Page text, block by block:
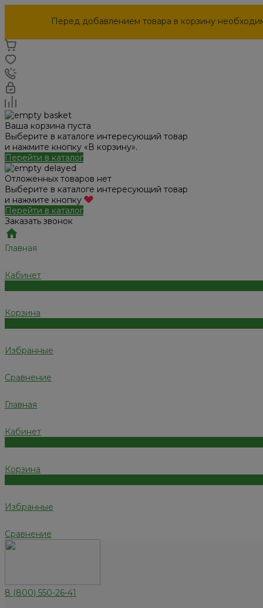
Перед добавлением товара в корзину
Ваша корзина пуста
Выберите в каталоге интересующий товар
и нажмите кнопку «В корзину».
Перейти в каталог
Отложенных товаров нет
Выберите в каталоге интересующий товар
и нажмите кнопку
Перейти в каталог
Заказать звонок
Главная
Кабинет
Корзина
Избранные
Сравнение
Главная
Кабинет
Корзина
Избранные
Сравнение
8 (800) 550-26-41